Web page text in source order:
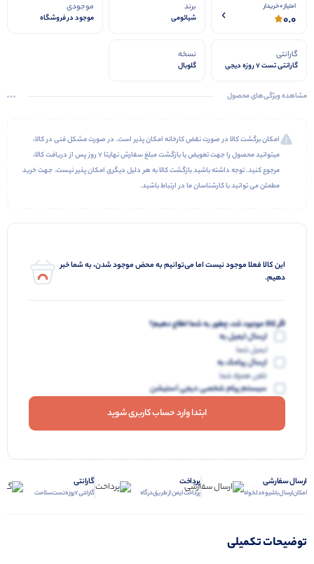
امتیاز 0 خریدار
0.0
برند
شیائومی
موجودی
موجود در فروشگاه
گارانتی
گارانتی تست 7 روزه دیجی
نسخه
گلوبال
مشاهده ویژگی‌های محصول
امکان برگشت کالا در صورت نقض کارخانه امکان پذیر است. در صورت مشکل فنی در کالا،
میتوانید محصول را جهت تعویض یا بازگشت مبلغ سفارش نهایتا 7 روز پس از دریافت کالا،
مرجوع کنید. توجه داشته باشید بازگشت کالا به هر دلیل دیگری امکان پذیر نیست. جهت خرید
مطمئن می توانید با کارشناسان ما در ارتباط باشید.
این کالا فعلا موجود نیست اما می‌توانیم به محض موجود شدن، به شما خبر
دهیم.
اگر کالا موجود شد، چطور به شما اطلاع دهیم؟
ارسال ایمیل به
ایمیل شما
ارسال پیامک به
تلفن همراه شما
سیستم پیام شخصی دیجی استیشن
ابتدا وارد حساب کاربری شوید
ارسال سفارشی
امکان ارسال با شیوه دلخواه
پرداخت
پرداخت ایمن از طریق درگاه
گارانتی
گارانتی 7 روزه تست سلامت
توضیحات تکمیلی